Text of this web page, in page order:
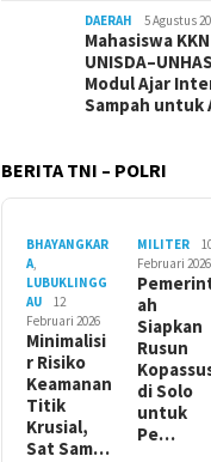
DAERAH 5 Agustus
Mahasiswa
Modul Ajar
Sampah untuk
BERITA TNI – POLRI
BHAYANGKAR
A,
LUBUKLINGG
AU
12
Februari 2026
Minimalisi
r Risiko
Keamanan
Titik
Krusial,
Sat Sam…
MILITER
Februari 2026
ah
Siapkan
Rusun
di Solo
untuk
Pe…